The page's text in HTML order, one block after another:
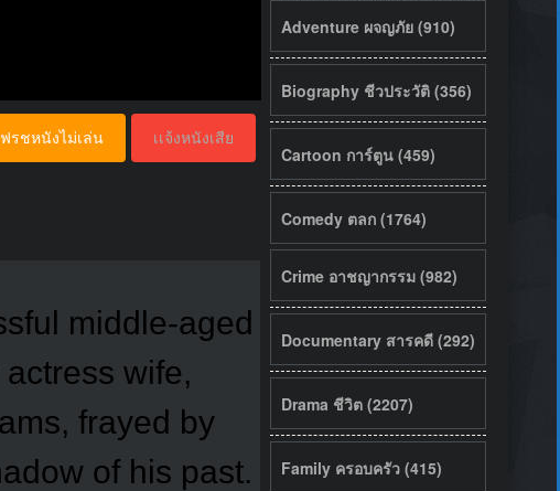
เเจ้งหนังเสีย
ฟรชหนังไม่เล่น
middle-aged
wife,
frayed by
of his past.
Adventure ผจญภัย (910)
Biography ชีวประวัติ (356)
Cartoon การ์ตูน (459)
Comedy ตลก (1764)
Crime อาชญากรรม (982)
Documentary สารคดี (292)
Drama ชีวิต (2207)
Family ครอบครัว (415)